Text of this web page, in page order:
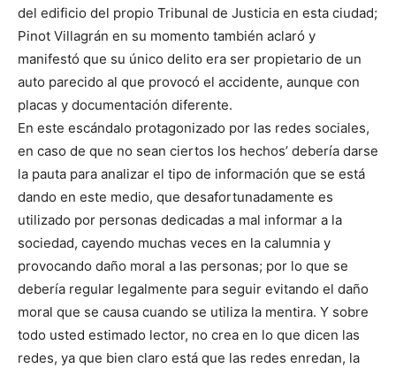
del edificio del propio Tribunal de Justicia en esta ciudad;
Pinot Villagrán en su momento también aclaró y
manifestó que su único delito era ser propietario de un
auto parecido al que provocó el accidente, aunque con
placas y documentación diferente.
En este escándalo protagonizado por las redes sociales,
en caso de que no sean ciertos los hechos’ debería darse
la pauta para analizar el tipo de información que se está
dando en este medio, que desafortunadamente es
utilizado por personas dedicadas a mal informar a la
sociedad, cayendo muchas veces en la calumnia y
provocando daño moral a las personas; por lo que se
debería regular legalmente para seguir evitando el daño
moral que se causa cuando se utiliza la mentira. Y sobre
todo usted estimado lector, no crea en lo que dicen las
redes, ya que bien claro está que las redes enredan, la